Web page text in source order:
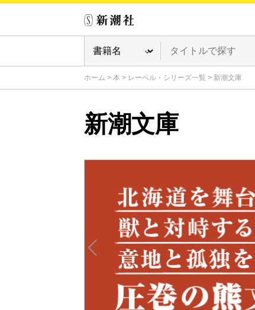
ホーム > 本 > レーベル・シリーズ一覧 > 新潮文庫
新潮文庫